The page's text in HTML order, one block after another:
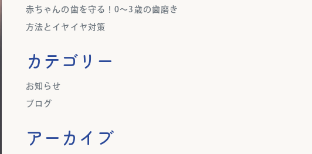
赤ちゃんの歯を守る！0～3歳の歯磨き
方法とイヤイヤ対策
カテゴリー
お知らせ
ブログ
アーカイブ